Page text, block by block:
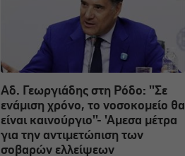
Αδ. Γεωργιάδης στη Ρόδο: ''Σε
ενάμιση χρόνο, το νοσοκομείο θα
είναι καινούργιο''- 'Αμεσα μέτρα
για την αντιμετώπιση των
σοβαρών ελλείψεων